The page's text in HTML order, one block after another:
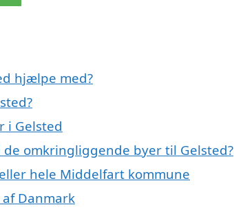
hjælpe med?
i Gelsted
omkringliggende byer til Gelsted?
hele Middelfart kommune
Danmark